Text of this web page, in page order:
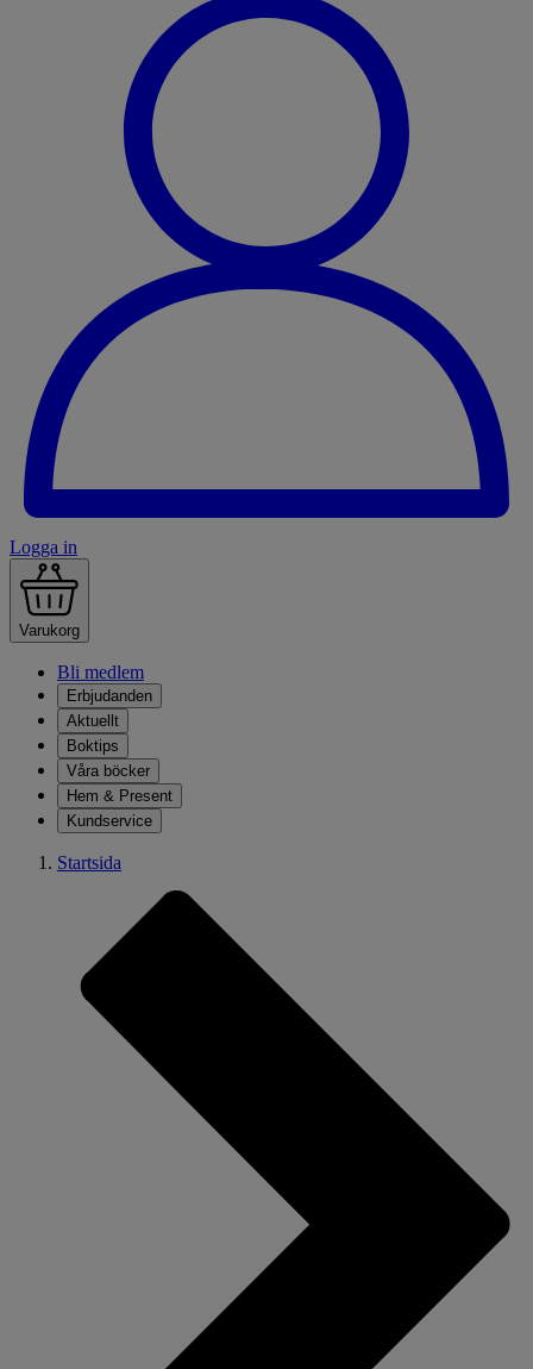
Logga in
Varukorg
Bli medlem
Erbjudanden
Aktuellt
Boktips
Våra böcker
Hem & Present
Kundservice
Startsida